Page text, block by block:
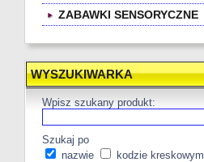
ZABAWKI SENSORYCZNE
WYSZUKIWARKA
Wpisz szukany produkt:
Szukaj po
nazwie
kodzie kreskowym